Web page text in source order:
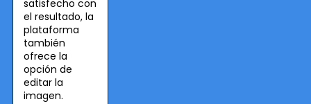
satisfecho con
el resultado, la
plataforma
también
ofrece la
opción de
editar la
imagen.